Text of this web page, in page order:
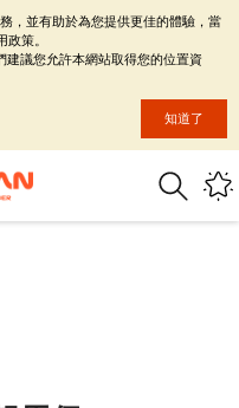
，並有助於為您提供更佳的體驗，當
策。
建議您允許本網站取得您的位置資
知道了